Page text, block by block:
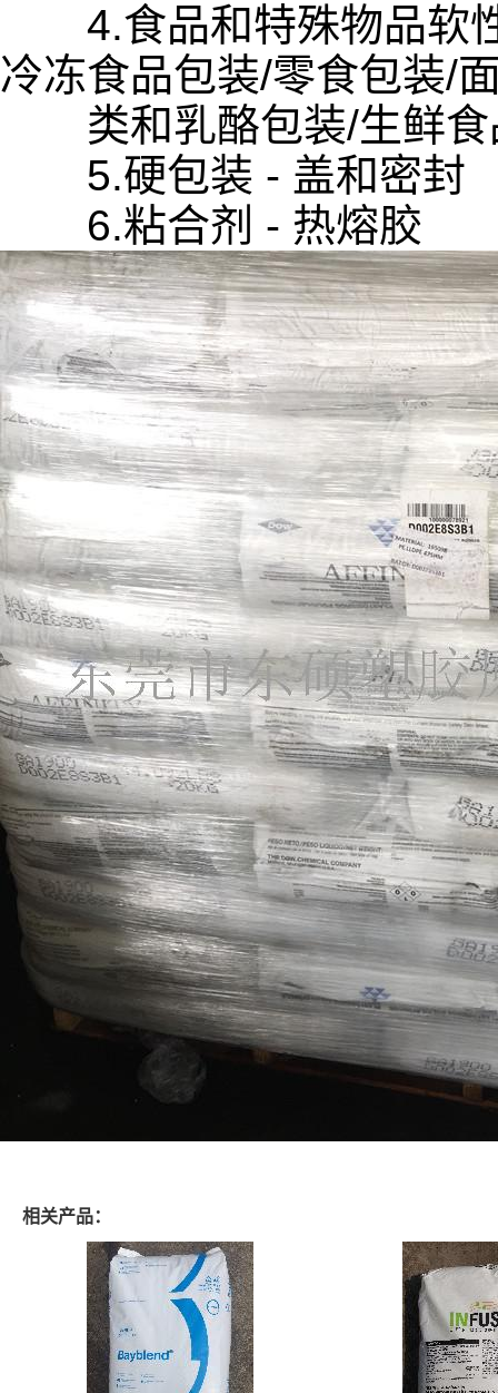
4.食品和特殊物品软性
冷冻食品包装/零食包装/
类和乳酪包装/生鲜食
5.硬包装 - 盖和密封
6.粘合剂 - 热熔胶
相关产品：